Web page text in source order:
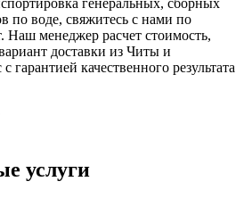
генеральных, сборных
по воде, свяжитесь с нами по
Наш менеджер расчет стоимость,
доставки из Читы и
гарантией качественного результата
услуги